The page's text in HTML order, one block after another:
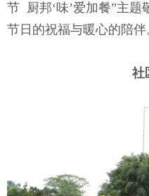
节 厨邦‘味’爱加餐”主
节日的祝福与暖心的陪伴
社